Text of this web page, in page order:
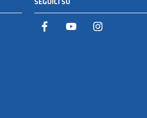
Facebook YouTube